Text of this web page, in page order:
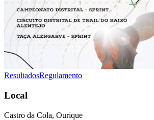
ResultadosRegulamento
Local
Castro da Cola, Ourique